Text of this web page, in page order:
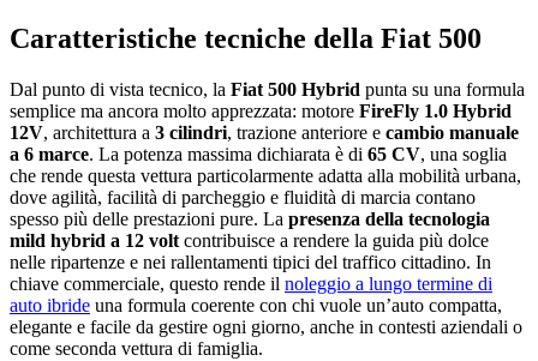
Caratteristiche tecniche della Fiat 500
Dal punto di vista tecnico, la Fiat 500 Hybrid punta su una formula
semplice ma ancora molto apprezzata: motore FireFly 1.0 Hybrid
12V, architettura a 3 cilindri, trazione anteriore e cambio manuale
a 6 marce. La potenza massima dichiarata è di 65 CV, una soglia
che rende questa vettura particolarmente adatta alla mobilità urbana,
dove agilità, facilità di parcheggio e fluidità di marcia contano
spesso più delle prestazioni pure. La presenza della tecnologia
mild hybrid a 12 volt contribuisce a rendere la guida più dolce
nelle ripartenze e nei rallentamenti tipici del traffico cittadino. In
chiave commerciale, questo rende il noleggio a lungo termine di
auto ibride una formula coerente con chi vuole un’auto compatta,
elegante e facile da gestire ogni giorno, anche in contesti aziendali o
come seconda vettura di famiglia.